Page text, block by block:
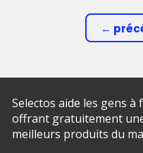
←
Selectos aide les gens
offrant gratuitement
meilleurs produits du